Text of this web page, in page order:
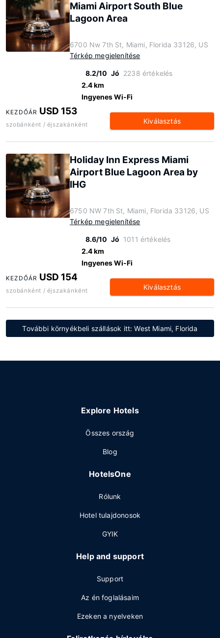
Miami Airport South Blue
Lagoon Area
6700 Nw 7th St, Miami, Florida 33126, US
Térkép megjelenítése
8.2/10 Jó 2238 értékelés
2.4 km
Ingyenes Wi-Fi
KEZDŐÁR USD 153
szobánként / éjszakánként Kiválasztás
Holiday Inn Express Miami
Airport Blue Lagoon Area by
IHG
6750 NW 7th St, Miami, Florida 33126, US
Térkép megjelenítése
8.6/10 Jó 1011 értékelés
2.4 km
Ingyenes Wi-Fi
KEZDŐÁR USD 154
szobánként / éjszakánként Kiválasztás
További környékbeli szállások itt: West Miami, Florida
Explore Hotels
Összes ország
Blog
HotelsOne
Rólunk
Hotel tulajdonosok
GYIK
Help and support
Support
Az én foglalásaim
Ezeken a nyelveken